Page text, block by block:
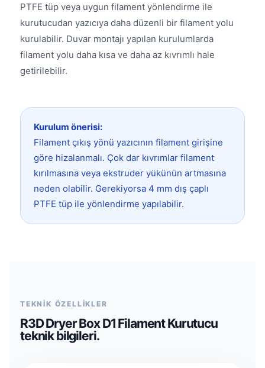
PTFE tüp veya uygun filament yönlendirme ile
kurutucudan yazıcıya daha düzenli bir filament yolu
kurulabilir. Duvar montajı yapılan kurulumlarda
filament yolu daha kısa ve daha az kıvrımlı hale
getirilebilir.
Kurulum önerisi:
Filament çıkış yönü yazıcının filament girişine
göre hizalanmalı. Çok dar kıvrımlar filament
kırılmasına veya ekstruder yükünün artmasına
neden olabilir. Gerekiyorsa 4 mm dış çaplı
PTFE tüp ile yönlendirme yapılabilir.
TEKNİK ÖZELLİKLER
R3D Dryer Box D1 Filament Kurutucu
teknik bilgileri.